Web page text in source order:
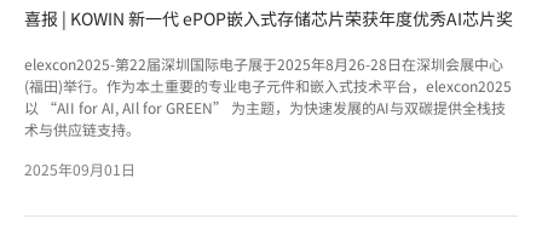
喜报 | KOWIN 新一代 ePOP嵌入式存储芯片荣获年度优秀AI芯片奖
elexcon2025-第22届深圳国际电子展于2025年8月26-28日在深圳会展中心
(福田)举行。作为本土重要的专业电子元件和嵌入式技术平台，elexcon2025
以 “AII for AI, AIl for GREEN” 为主题，为快速发展的AI与双碳提供全栈技
术与供应链支持。
2025年09月01日